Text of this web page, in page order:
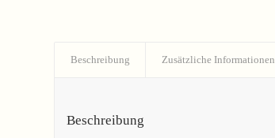
Beschreibung Zusätzliche Informationen
Beschreibung